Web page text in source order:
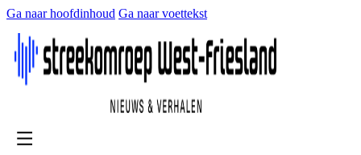
Ga naar hoofdinhoud Ga naar voettekst